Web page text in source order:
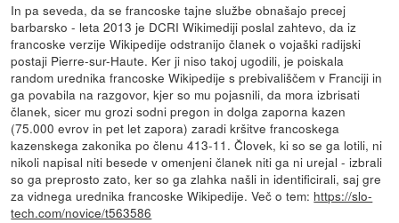
In pa seveda, da se francoske tajne službe obnašajo precej
barbarsko - leta 2013 je DCRI Wikimediji poslal zahtevo, da iz
francoske verzije Wikipedije odstranijo članek o vojaški radijski
postaji Pierre-sur-Haute. Ker ji niso takoj ugodili, je poiskala
random urednika francoske Wikipedije s prebivališčem v Franciji in
ga povabila na razgovor, kjer so mu pojasnili, da mora izbrisati
članek, sicer mu grozi sodni pregon in dolga zaporna kazen
(75.000 evrov in pet let zapora) zaradi kršitve francoskega
kazenskega zakonika po členu 413-11. Človek, ki so se ga lotili, ni
nikoli napisal niti besede v omenjeni članek niti ga ni urejal - izbrali
so ga preprosto zato, ker so ga zlahka našli in identificirali, saj gre
za vidnega urednika francoske Wikipedije. Več o tem: https://slo-
tech.com/novice/t563586